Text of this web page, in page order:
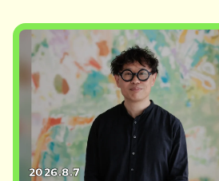
2026.8.7